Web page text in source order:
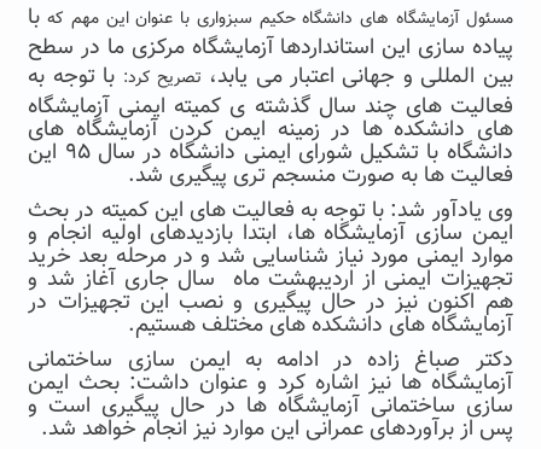
مسئول آزمایشگاه های دانشگاه حکیم سبزواری با عنوان این مهم که با
پیاده سازی این استانداردها آزمایشگاه مرکزی ما در سطح
بین المللی و جهانی اعتبار می یابد، تصریح کرد: با توجه به
فعالیت های چند سال گذشته ی کمیته ایمنی آزمایشگاه
های دانشکده ها در زمینه ایمن کردن آزمایشگاه های
دانشگاه با تشکیل شورای ایمنی دانشگاه در سال ۹۵ این
فعالیت ها به صورت منسجم تری پیگیری شد.
وی یادآور شد: با توجه به فعالیت های این کمیته در بحث
ایمن سازی آزمایشگاه ها، ابتدا بازدیدهای اولیه انجام و
موارد ایمنی مورد نیاز شناسایی شد و در مرحله بعد خرید
تجهیزات ایمنی از اردیبهشت ماه سال جاری آغاز شد و
هم اکنون نیز در حال پیگیری و نصب این تجهیزات در
آزمایشگاه های دانشکده های مختلف هستیم.
دکتر صباغ زاده در ادامه به ایمن سازی ساختمانی
آزمایشگاه ها نیز اشاره کرد و عنوان داشت: بحث ایمن
سازی ساختمانی آزمایشگاه ها در حال پیگیری است و
پس از برآوردهای عمرانی این موارد نیز انجام خواهد شد.